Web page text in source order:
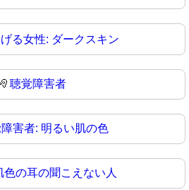
る女性: ダークスキン
聴覚障害者
害者: 明るい肌の色
色の耳の聞こえない人